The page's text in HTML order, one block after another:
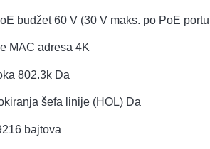
budžet 60 V (30 V maks. po PoE
MAC adresa 4K
802.3k Da
šefa linije (HOL) Da
bajtova